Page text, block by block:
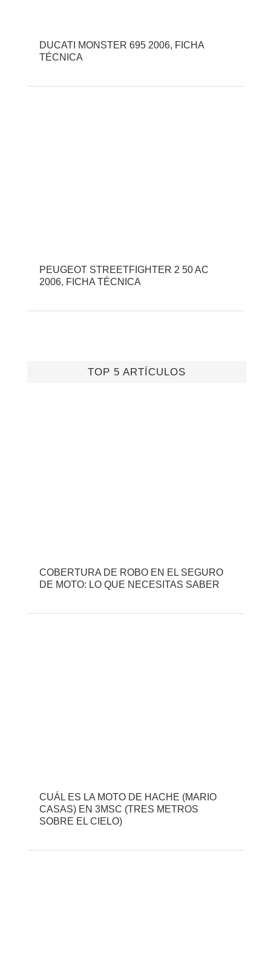
DUCATI MONSTER 695 2006, FICHA
TÉCNICA
PEUGEOT STREETFIGHTER 2 50 AC
2006, FICHA TÉCNICA
TOP 5 ARTÍCULOS
COBERTURA DE ROBO EN EL SEGURO
DE MOTO: LO QUE NECESITAS SABER
CUÁL ES LA MOTO DE HACHE (MARIO
CASAS) EN 3MSC (TRES METROS
SOBRE EL CIELO)